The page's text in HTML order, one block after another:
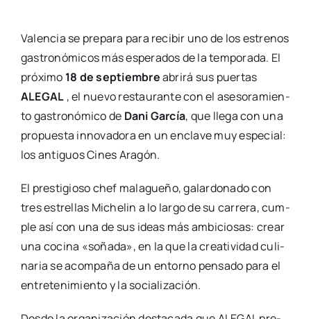
Valen­cia se pre­pa­ra para reci­bir uno de los estre­nos
gas­tro­nó­mi­cos más espe­ra­dos de la tem­po­ra­da. El
pró­xi­mo 18 de sep­tiem­breabri­rá sus puer­tas
ALEGAL , el nue­vo res­tau­ran­te con el ase­so­ra­mien­
to gas­tro­nó­mi­co de Dani Gar­cía, que lle­ga con una
pro­pues­ta inno­va­do­ra en un encla­ve muy espe­cial:
los anti­guos Cines Ara­gón.
El pres­ti­gio­so chef mala­gue­ño, galar­do­na­do con
tres estre­llas Miche­lin a lo lar­go de su carre­ra, cum­
ple así con una de sus ideas más ambi­cio­sas: crear
una coci­na «soña­da», en la que la crea­ti­vi­dad culi­
na­ria se acom­pa­ña de un entorno pen­sa­do para el
entre­te­ni­mien­to y la socia­li­za­ción.